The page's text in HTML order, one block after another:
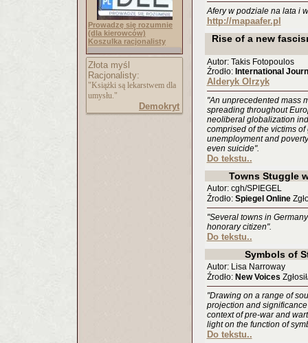
Prowadzę się rozumnie
(dla kierowców)
Koszulka racjonalisty
Złota myśl
Racjonalisty:
"Książki są lekarstwem dla
umysłu."
Demokryt
Afery w podziale na lata i
http://mapaafer.pl
Rise of a new
Autor: Takis Fotopoulos
Źrodło: International
Alderyk Olrzyk
"An unprecedented mass
spreading throughout
neoliberal globalization
comprised of the victims
unemployment and
even suicide".
Do tekstu..
Towns Stuggle
Autor: cgh/SPIEGEL
Źrodło: Spiegel Online
"Several towns in
honorary citizen".
Do tekstu..
Symbols of
Autor: Lisa Narroway
Źrodło: New Voices
"Drawing on a range of
projection and
context of pre-war and
light on the function of
Do tekstu..